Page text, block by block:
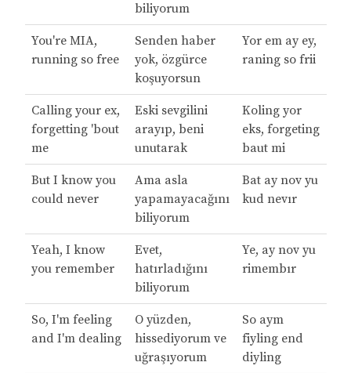
biliyorum
You're MIA,
running so free
Senden haber
yok, özgürce
koşuyorsun
Yor em ay ey,
raning so frii
Calling your ex,
forgetting 'bout
me
Eski sevgilini
arayıp, beni
unutarak
Koling yor
eks, forgeting
baut mi
But I know you
could never
Ama asla
yapamayacağını
biliyorum
Bat ay nov yu
kud nevır
Yeah, I know
you remember
Evet,
hatırladığını
biliyorum
Ye, ay nov yu
rimembır
So, I'm feeling
and I'm dealing
O yüzden,
hissediyorum ve
uğraşıyorum
So aym
fiyling end
diyling